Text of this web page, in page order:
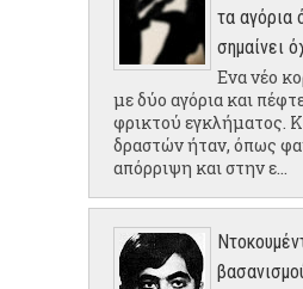
τα αγόρια
σημαίνει
Ενα νέο
με δύο αγόρια και
φρικτού εγκλήματος.
δραστών ήταν, όπως
απόρριψη και στην ε...